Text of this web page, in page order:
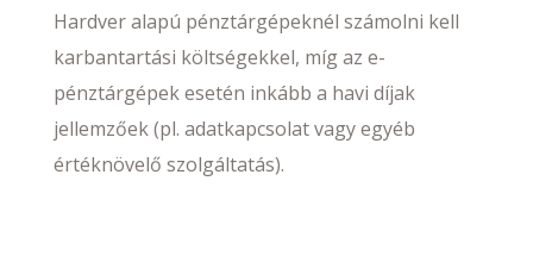
Hardver alapú pénztárgépeknél számolni kell
karbantartási költségekkel, míg az e-
pénztárgépek esetén inkább a havi díjak
jellemzőek (pl. adatkapcsolat vagy egyéb
értéknövelő szolgáltatás).